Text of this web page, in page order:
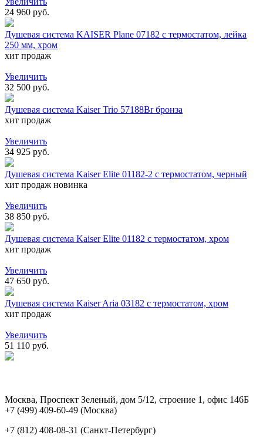
24 960 руб.
Душевая система KAISER Plane 07182 с термостатом, лейка
250 мм, хром
хит продаж
Увеличить
32 500 руб.
Душевая система Kaiser Trio 57188Br бронза
хит продаж
Увеличить
34 925 руб.
Душевая система Kaiser Elite 01182-2 с термостатом, черный
хит продаж новинка
Увеличить
38 850 руб.
Душевая система Kaiser Elite 01182 с термостатом, хром
хит продаж
Увеличить
47 650 руб.
Душевая система Kaiser Aria 03182 с термостатом, хром
хит продаж
Увеличить
51 110 руб.
Москва, Проспект Зеленый, дом 5/12, строение 1, офис 146Б
+7 (499) 409-60-49 (Москва)
+7 (812) 408-08-31 (Санкт-Петербург)